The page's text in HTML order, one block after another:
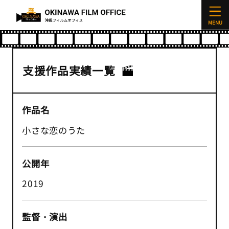
支援作品実績
支援作品実績一覧
作品名
小さな恋のうた
公開年
2019
監督・演出